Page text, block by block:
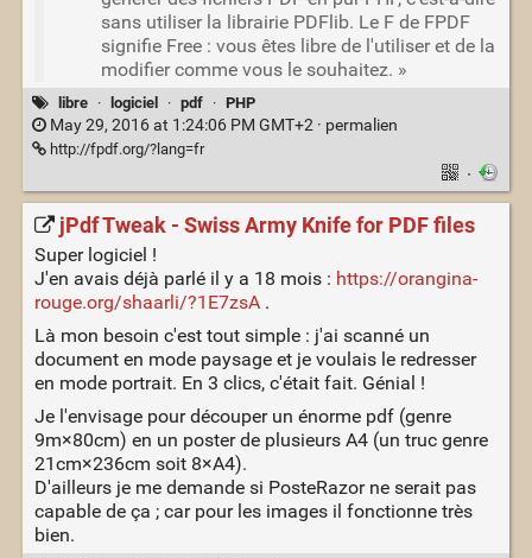
sans utiliser la librairie PDFlib. Le F de FPDF
signifie Free : vous êtes libre de l'utiliser et de la
modifier comme vous le souhaitez. »
libre · logiciel · pdf · PHP
May 29, 2016 at 1:24:06 PM GMT+2 · permalien
http://fpdf.org/?lang=fr
·
jPdf Tweak - Swiss Army Knife for PDF files
Super logiciel !
J'en avais déjà parlé il y a 18 mois : https://orangina-
rouge.org/shaarli/?1E7zsA.
Là mon besoin c'est tout simple : j'ai scanné un
document en mode paysage et je voulais le redresser
en mode portrait. En 3 clics, c'était fait. Génial !
Je l'envisage pour découper un énorme pdf (genre
9m×80cm) en un poster de plusieurs A4 (un truc genre
21cm×236cm soit 8×A4).
D'ailleurs je me demande si PosteRazor ne serait pas
capable de ça ; car pour les images il fonctionne très
bien.